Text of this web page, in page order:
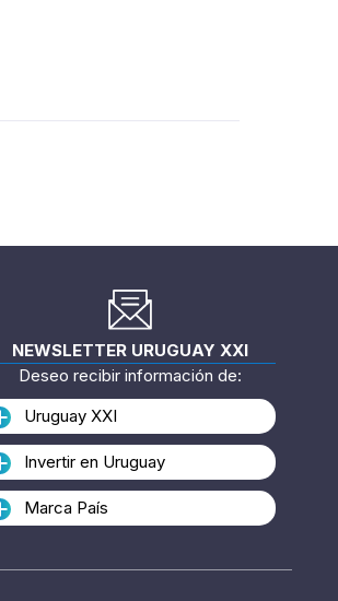
NEWSLETTER URUGUAY XXI
Deseo recibir información de:
Uruguay XXI
Invertir en Uruguay
Marca País